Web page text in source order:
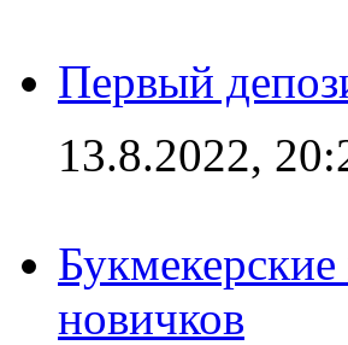
Первый
13.8.2022,
новичков